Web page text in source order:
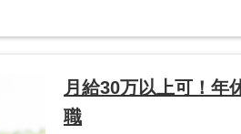
月給30万以上可！年
職